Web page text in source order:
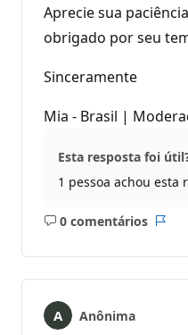
Aprecie sua
obrigado por seu
Sinceramente
Mia - Brasil |
Esta resposta foi
1 pessoa achou esta
0 comentários
Sem
Anônima